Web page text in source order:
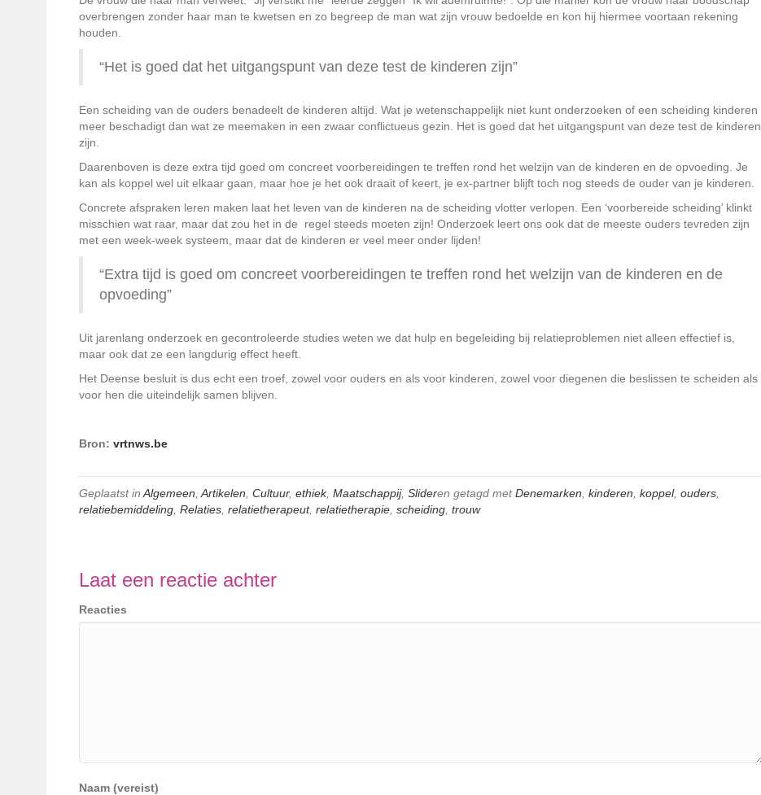
overbrengen zonder haar man te kwetsen en zo begreep de man wat zijn vrouw bedoelde en kon hij hiermee voortaan rekening
houden.
“Het is goed dat het uitgangspunt van deze test de kinderen zijn”
Een scheiding van de ouders benadeelt de kinderen altijd. Wat je wetenschappelijk niet kunt onderzoeken of een scheiding kinderen
meer beschadigt dan wat ze meemaken in een zwaar conflictueus gezin. Het is goed dat het uitgangspunt van deze test de kinderen
zijn.
Daarenboven is deze extra tijd goed om concreet voorbereidingen te treffen rond het welzijn van de kinderen en de opvoeding. Je
kan als koppel wel uit elkaar gaan, maar hoe je het ook draait of keert, je ex-partner blijft toch nog steeds de ouder van je kinderen.
Concrete afspraken leren maken laat het leven van de kinderen na de scheiding vlotter verlopen. Een ‘voorbereide scheiding’ klinkt
misschien wat raar, maar dat zou het in de regel steeds moeten zijn! Onderzoek leert ons ook dat de meeste ouders tevreden zijn
met een week-week systeem, maar dat de kinderen er veel meer onder lijden!
“Extra tijd is goed om concreet voorbereidingen te treffen rond het welzijn van de kinderen en de
opvoeding”
Uit jarenlang onderzoek en gecontroleerde studies weten we dat hulp en begeleiding bij relatieproblemen niet alleen effectief is,
maar ook dat ze een langdurig effect heeft.
Het Deense besluit is dus echt een troef, zowel voor ouders en als voor kinderen, zowel voor diegenen die beslissen te scheiden als
voor hen die uiteindelijk samen blijven.
Bron: vrtnws.be
Geplaatst in Algemeen Artikelen Cultuur, ethiek, Maatschappij, Slideren getagd metDenemarken kinderen koppel, ouders
relatiebemiddeling Relaties relatietherapeut, relatietherapie scheiding trouw
Laat een reactie achter
Reacties
Naam (vereist)